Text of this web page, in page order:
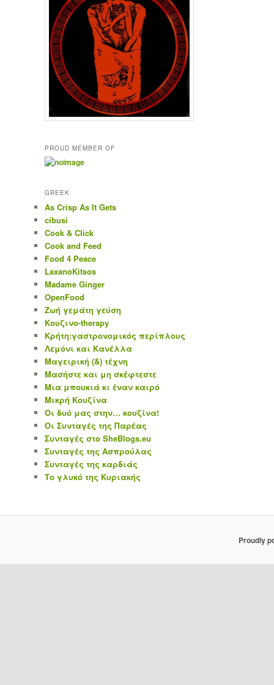
PROUD MEMBER OF
GREEK
As Crisp As It Gets
cibusi
Cook & Click
Cook and Feed
Food 4 Peace
LaxanoKitsos
Madame Ginger
OpenFood
Ζωή γεμάτη γεύση
Κουζινο-therapy
Κρήτη:γαστρονομικός περίπλους
Λεμόνι και Κανέλλα
Μαγειρική (&) τέχνη
Μασήστε και μη σκέφτεστε
Μια μπουκιά κι έναν καιρό
Μικρή Κουζίνα
Οι δυό μας στην… κουζίνα!
Οι Συνταγές της Παρέας
Συνταγές στο SheBlogs.eu
Συνταγές της Ασπρούλας
Συνταγές της καρδιάς
Το γλυκό της Κυριακής
Proudly